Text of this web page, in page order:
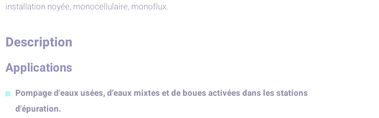
installation noyée, monocellulaire, monoflux.
Description
Applications
Pompage d'eaux usées, d'eaux mixtes et de boues activées dans les stations
d'épuration.